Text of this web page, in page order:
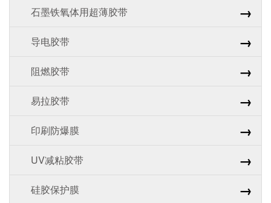
石墨铁氧体用超薄胶带 →
导电胶带 →
阻燃胶带 →
易拉胶带 →
印刷防爆膜 →
UV减粘胶带 →
硅胶保护膜 →